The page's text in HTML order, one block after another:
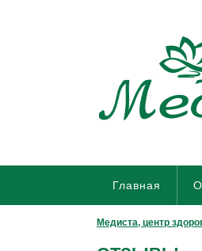
Главная
Медиста, центр